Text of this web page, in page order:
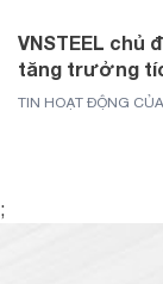
VNSTEEL
tăng trưởng
TIN HOẠT ĐỘNG
;